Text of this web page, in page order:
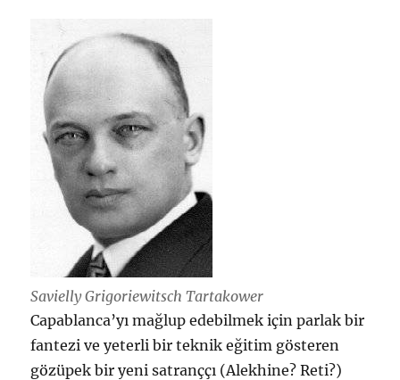
Savielly Grigoriewitsch Tartakower
Capablanca’yı mağlup edebilmek için parlak bir
fantezi ve yeterli bir teknik eğitim gösteren
gözüpek bir yeni satranççı (Alekhine? Reti?)